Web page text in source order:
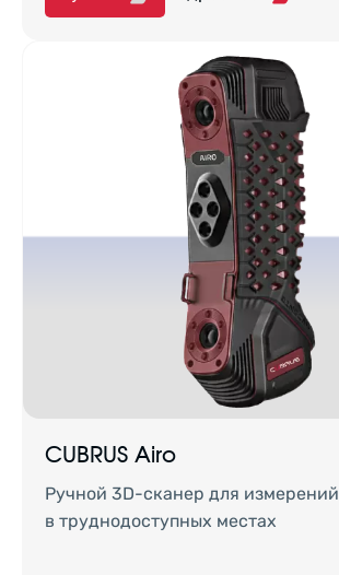
Да
CUBRUS Airo
Ручной 3D-сканер для измерений
в труднодоступных местах